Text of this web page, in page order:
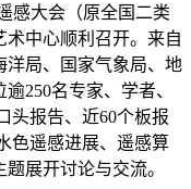
感大会（原全国二类
中心顺利召开。来自
洋局、国家气象局、地
250名专家、学者、
头报告、近60个板报
色遥感进展、遥感算
展开讨论与交流。